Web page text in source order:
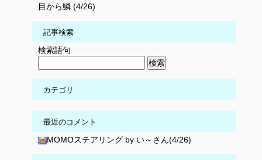
目から鱗 (4/26)
記事検索
検索語句
カテゴリ
最近のコメント
MOMOステアリング by い～さん(4/26)